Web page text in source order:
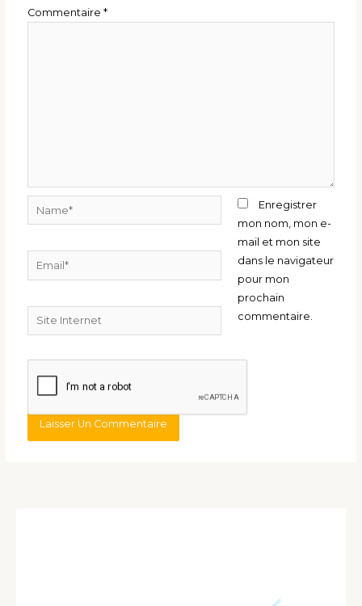
Commentaire*
Email*
Site
Internet
Enregistrer
mon nom, mon e-
mail et mon site
dans le navigateur
pour mon
prochain
commentaire.